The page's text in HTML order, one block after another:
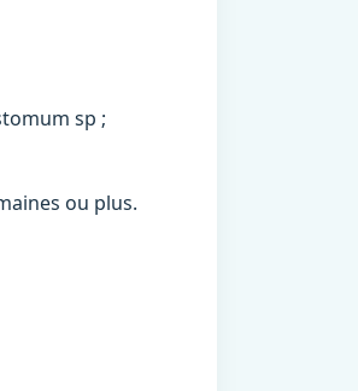
sp ;
ou plus.